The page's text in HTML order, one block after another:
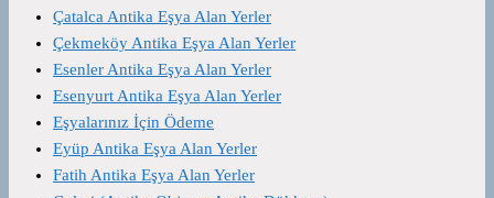
Çatalca Antika Eşya Alan Yerler
Çekmeköy Antika Eşya Alan Yerler
Esenler Antika Eşya Alan Yerler
Esenyurt Antika Eşya Alan Yerler
Eşyalarınız İçin Ödeme
Eyüp Antika Eşya Alan Yerler
Fatih Antika Eşya Alan Yerler